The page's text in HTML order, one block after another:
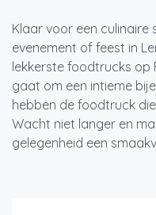
Klaar voor een culinaire
evenement of feest in
lekkerste foodtrucks op
gaat om een intieme
hebben de foodtruck
Wacht niet langer en
gelegenheid een